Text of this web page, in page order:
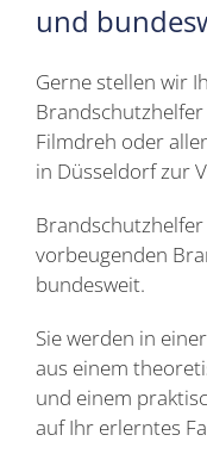
und
Gerne stellen wir
Filmdreh oder
in Düsseldorf zur
vorbeugenden
bundesweit.
Sie werden in
aus einem
und einem
auf Ihr erlerntes